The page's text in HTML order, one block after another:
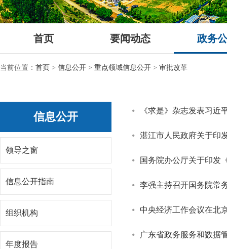
首页 要闻动态 政务
当前位置： 首页 > 信息公开 > 重点领域信息公开 > 审批改革
信息公开
领导之窗
信息公开指南
组织机构
年度报告
《求是》杂志发表习
湛江市人民政府关于印发赋予
国务院办公厅关于印发
李强主持召开国务院常
中央经济工作会议在北
广东省政务服务和数据